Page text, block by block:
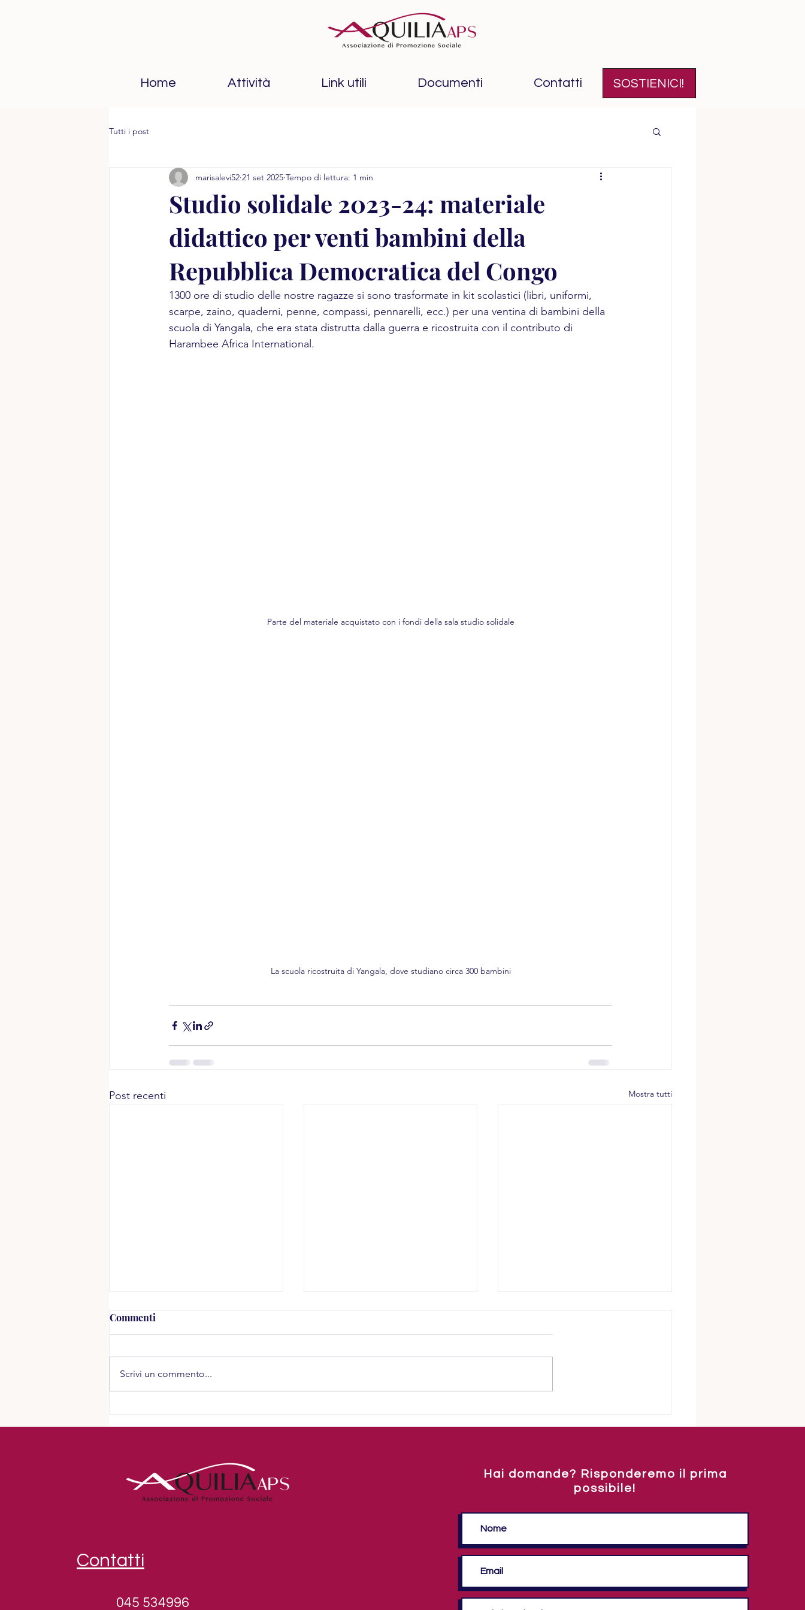
Home Attività Link utili Documenti Contatti SOSTIENICI!
Tutti i post
Studio solidale 2023-24: materiale
didattico per venti bambini della
Repubblica Democratica del Congo
marisalevi52 21 set 2025 Tempo di lettura: 1 min
1300 ore di studio delle nostre ragazze si sono trasformate in kit scolastici (libri, uniformi,
scarpe, zaino, quaderni, penne, compassi, pennarelli, ecc.) per una ventina di bambini della
scuola di Yangala, che era stata distrutta dalla guerra e ricostruita con il contributo di
Harambee Africa International.
Parte del materiale acquistato con i fondi della sala studio solidale
La scuola ricostruita di Yangala, dove studiano circa 300 bambini
Post recenti Mostra tutti
Abbiamo ancora 10 giorni
bambine di Nairobi?
Commenti
Scrivi un commento...
Contatti
045 534996
Hai domande? Risponderemo il prima
possibile!